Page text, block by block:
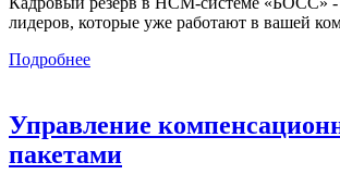
лидеров, которые уже работают в вашей
Подробнее
Управление
пакетами